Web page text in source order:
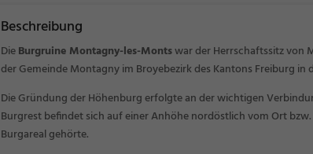
Beschreibung
DieBurgruine Montagny-les-Montswar der Herrschaftssitz von
der Gemeinde Montagny im Broyebezirk des Kantons Freiburg in
Die Gründung der Höhenburg erfolgte an der wichtigen
Burgrest befindet sich auf einer Anhöhe nordöstlich vom Ort
Burgareal gehörte.